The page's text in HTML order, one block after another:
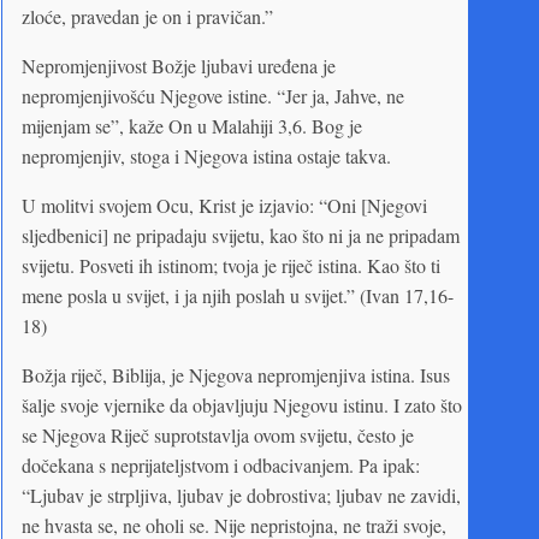
zloće, pravedan je on i pravičan.”
Nepromjenjivost Božje ljubavi uređena je
nepromjenjivošću Njegove istine. “Jer ja, Jahve, ne
mijenjam se”, kaže On u Malahiji 3,6. Bog je
nepromjenjiv, stoga i Njegova istina ostaje takva.
U molitvi svojem Ocu, Krist je izjavio: “Oni [Njegovi
sljedbenici] ne pripadaju svijetu, kao što ni ja ne pripadam
svijetu. Posveti ih istinom; tvoja je riječ istina. Kao što ti
mene posla u svijet, i ja njih poslah u svijet.” (Ivan 17,16-
18)
Božja riječ, Biblija, je Njegova nepromjenjiva istina. Isus
šalje svoje vjernike da objavljuju Njegovu istinu. I zato što
se Njegova Riječ suprotstavlja ovom svijetu, često je
dočekana s neprijateljstvom i odbacivanjem. Pa ipak:
“Ljubav je strpljiva, ljubav je dobrostiva; ljubav ne zavidi,
ne hvasta se, ne oholi se. Nije nepristojna, ne traži svoje,